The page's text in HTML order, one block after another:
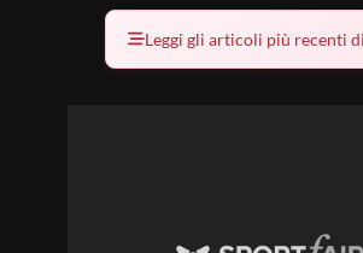
Leggi gli articoli più recenti di